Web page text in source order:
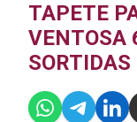
TAPETE
VENTOSA